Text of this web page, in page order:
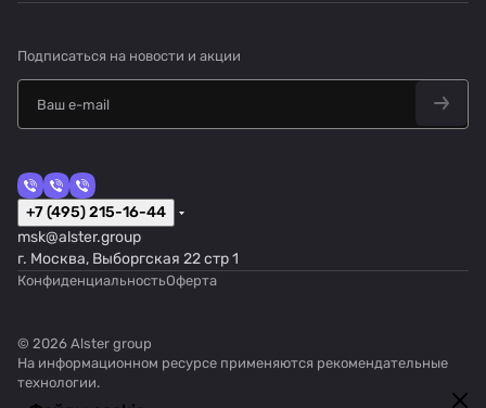
Подписаться на новости и акции
+7 (495) 215-16-44
msk@alster.group
г. Москва, Выборгская 22 стр 1
КонфиденциальностьОферта
© 2026 Alster group
На информационном ресурсе применяются рекомендательные
технологии.